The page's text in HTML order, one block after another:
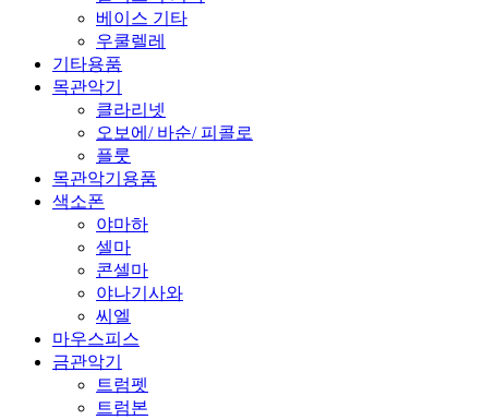
베이스 기타
우쿨렐레
기타용품
목관악기
클라리넷
오보에/ 바순/ 피콜로
플룻
목관악기용품
색소폰
야마하
셀마
콘셀마
야나기사와
씨엘
마우스피스
금관악기
트럼펫
트럼본